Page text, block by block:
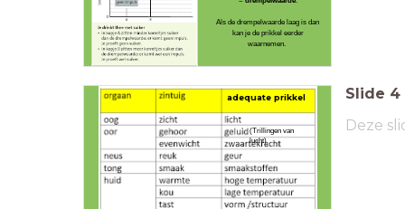
Als de drempelwaarde laag is dan
kan je de prikkel eerder
waarnemen.
adequate prikkel
(Trillingen van
lucht)
Slide 4
Deze